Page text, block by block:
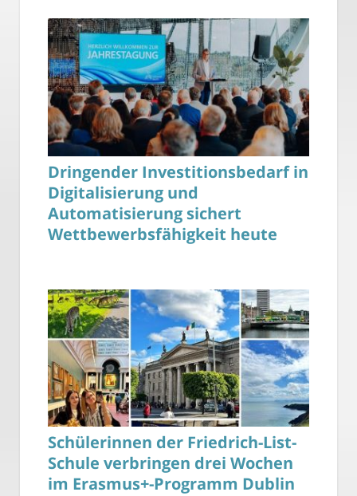
Dringender Investitionsbedarf in
Digitalisierung und
Automatisierung sichert
Wettbewerbsfähigkeit heute
Schülerinnen der Friedrich-List-
Schule verbringen drei Wochen
im Erasmus+-Programm Dublin